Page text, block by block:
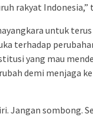
rakyat Indonesia,”
untuk
terhadap
yang mau
demi menjaga
Jangan sombong.